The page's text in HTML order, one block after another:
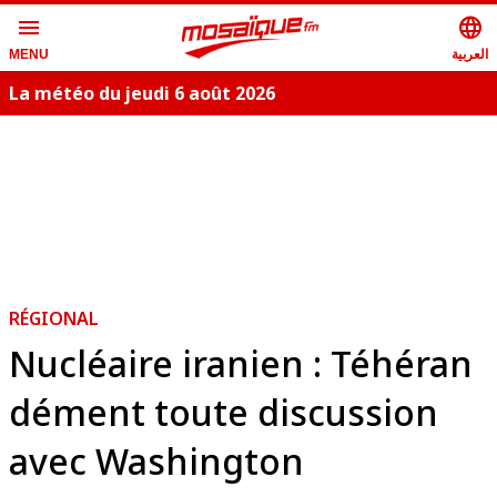
menu
MENU
language
العربية
La météo du jeudi 6 août 2026
RÉGIONAL
Nucléaire iranien : Téhéran
dément toute discussion
avec Washington